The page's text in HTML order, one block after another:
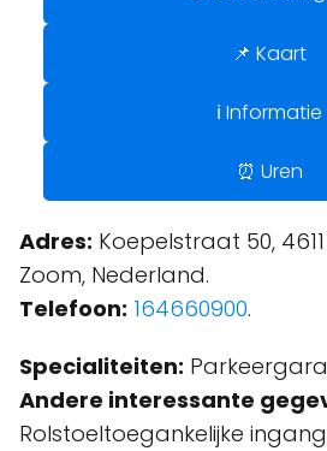
📌 Kaart
ℹ️ Informatie
⏰ Uren
Adres: Koepelstraat 50,
Zoom, Nederland.
Telefoon: 164660900.
Specialiteiten:
Andere interessante
Rolstoeltoegankelijke